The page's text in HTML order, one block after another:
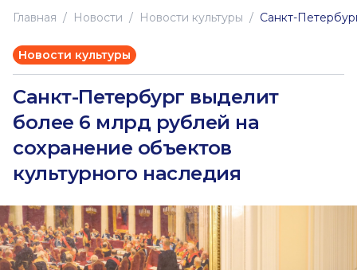
Главная Новоcти Новости культуры Санкт-
Новости культуры
Санкт-Петербург выделит
более 6 млрд рублей на
сохранение объектов
культурного наследия